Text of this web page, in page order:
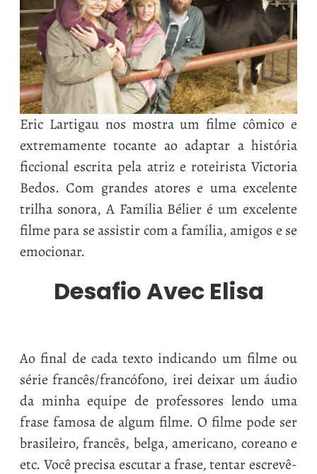
Eric Lartigau nos mostra um filme cômico e
extremamente tocante ao adaptar a história
ficcional escrita pela atriz e roteirista Victoria
Bedos. Com grandes atores e uma excelente
trilha sonora, A Família Bélier é um excelente
filme para se assistir com a família, amigos e se
emocionar.
Desafio Avec Elisa
Ao final de cada texto indicando um filme ou
série francês/francófono, irei deixar um áudio
da minha equipe de professores lendo uma
frase famosa de algum filme. O filme pode ser
brasileiro, francês, belga, americano, coreano e
etc. Você precisa escutar a frase, tentar escrevê-